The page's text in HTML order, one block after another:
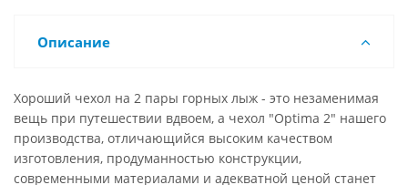
Описание
Хороший чехол на 2 пары горных лыж - это незаменимая
вещь при путешествии вдвоем, а чехол "Optima 2" нашего
производства, отличающийся высоким качеством
изготовления, продуманностью конструкции,
современными материалами и адекватной ценой станет